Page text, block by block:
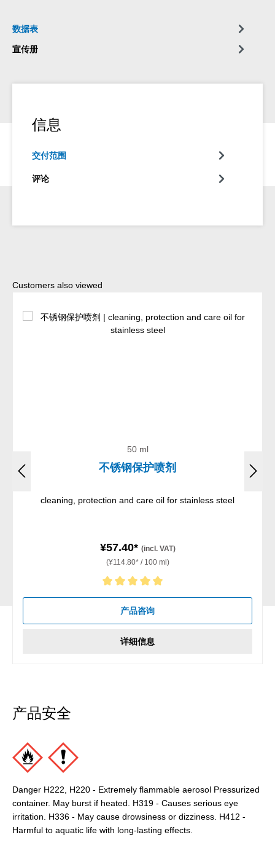
数据表
宣传册
信息
交付范围
评论
Skip product gallery
Customers also viewed
50 ml
不锈钢保护喷剂
cleaning, protection and care oil for stainless steel
¥57.40* (incl. VAT)
(¥114.80* / 100 ml)
Average rating of 5 out of 5 stars
产品咨询
详细信息
产品安全
Danger H222, H220 - Extremely flammable aerosol Pressurized
container. May burst if heated. H319 - Causes serious eye
irritation. H336 - May cause drowsiness or dizziness. H412 -
Harmful to aquatic life with long-lasting effects.